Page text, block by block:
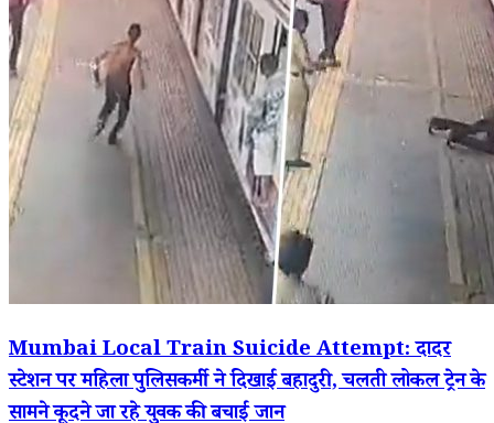
Mumbai Local Train Suicide Attempt: दादर
स्टेशन पर महिला पुलिसकर्मी ने दिखाई बहादुरी, चलती लोकल ट्रेन के
सामने कूदने जा रहे युवक की बचाई जान